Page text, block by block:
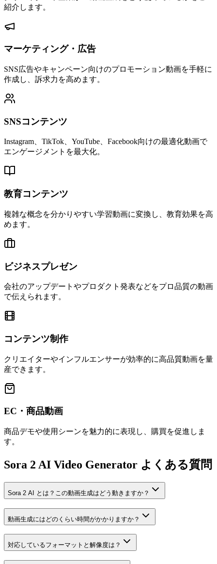
紹介します。
マーケティング・広告
SNS広告やキャンペーン向けのプロモーション動画を手軽に
作成し、訴求力を高めます。
SNSコンテンツ
Instagram、TikTok、YouTube、Facebook向けの最適化動画で
エンゲージメントを最大化。
教育コンテンツ
複雑な概念を分かりやすい学習動画に変換し、教育効果を高
めます。
ビジネスプレゼン
会社のアップデートやプロダクト発表などをプロ品質の動画
で伝えられます。
コンテンツ制作
クリエイターやインフルエンサーが効率的に高品質動画を量
産できます。
EC・商品動画
商品デモや使用シーンを魅力的に表現し、購買を促進しま
す。
Sora 2 AI Video Generator よくある質問
Sora 2 AI とは？この動画生成はどう動きますか？
動画生成にはどのくらい時間がかかりますか？
対応しているフォーマットと解像度は？